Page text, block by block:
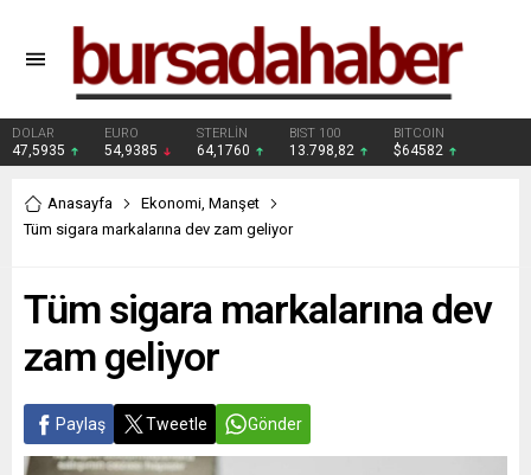
DOLAR
47,5935
EURO
54,9385
STERLİN
64,1760
BIST 100
13.798,82
BITCOIN
$64582
Anasayfa Ekonomi, Manşet
Tüm sigara markalarına dev zam geliyor
Tüm sigara markalarına dev
zam geliyor
Paylaş Tweetle Gönder